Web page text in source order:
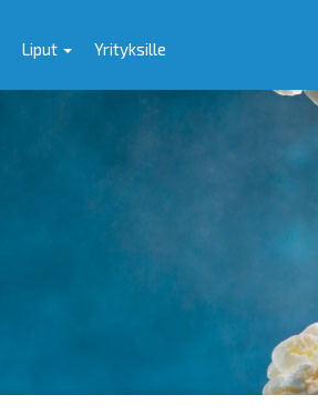
Liput Yrityksille